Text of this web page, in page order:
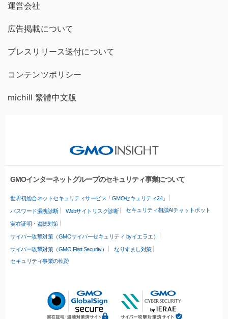
運営会社
広告掲載について
プレスリリース送付について
コンテンツポリシー
michill 繁體中文版
GMOインターネットグループのセキュリティ事業について
世界初総合ネットセキュリティサービス「GMOセキュリティ24」
パスワード漏洩診断 Webサイトリスク診断 セキュリティ相談AIチャットボット
実在証明・盗聴対策
サイバー攻撃対策（GMOサイバーセキュリティ byイエラエ）
サイバー攻撃対策（GMO Flatt Security）
なりすまし対策
セキュリティ事業の軌跡